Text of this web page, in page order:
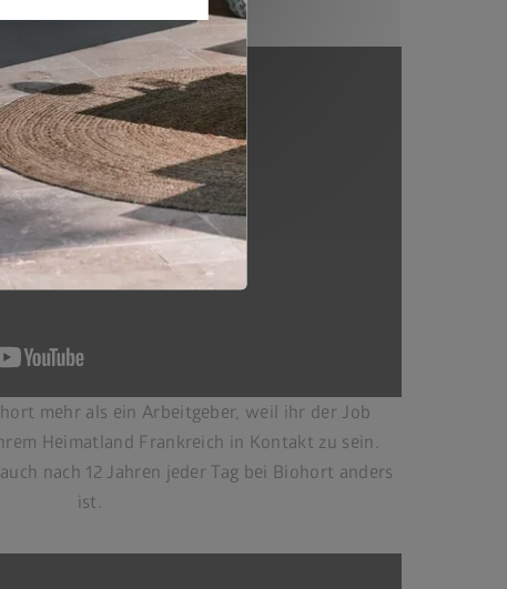
mehr als ein Arbeitgeber, weil ihr der Job
Heimatland Frankreich in Kontakt zu sein.
nach 12 Jahren jeder Tag bei Biohort anders
ist.